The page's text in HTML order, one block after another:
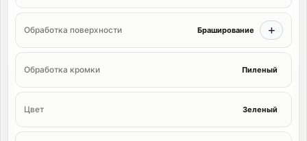
Обработка поверхности Браширование
Обработка кромки Пиленый
Цвет Зеленый